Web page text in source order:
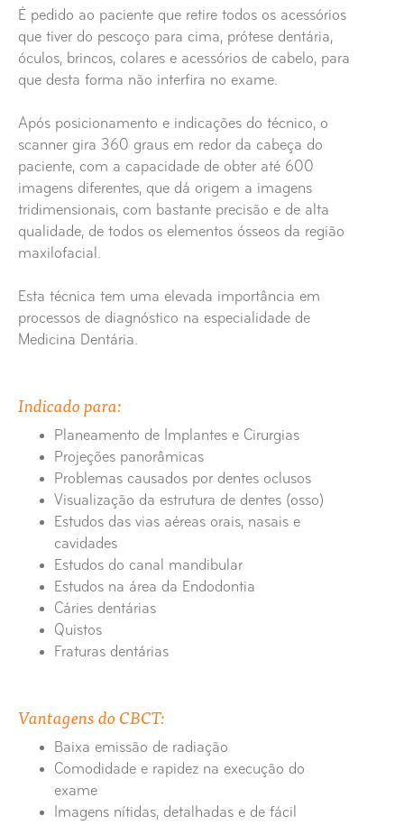
É pedido ao paciente que retire todos os acessórios
que tiver do pescoço para cima, prótese dentária,
óculos, brincos, colares e acessórios de cabelo, para
que desta forma não interfira no exame.
Após posicionamento e indicações do técnico, o
scanner gira 360 graus em redor da cabeça do
paciente, com a capacidade de obter até 600
imagens diferentes, que dá origem a imagens
tridimensionais, com bastante precisão e de alta
qualidade, de todos os elementos ósseos da região
maxilofacial.
Esta técnica tem uma elevada importância em
processos de diagnóstico na especialidade de
Medicina Dentária.
Indicado para:
Planeamento de Implantes e Cirurgias
Projeções panorâmicas
Problemas causados por dentes oclusos
Visualização da estrutura de dentes (osso)
Estudos das vias aéreas orais, nasais e
cavidades
Estudos do canal mandibular
Estudos na área da Endodontia
Cáries dentárias
Quistos
Fraturas dentárias
Vantagens do CBCT:
Baixa emissão de radiação
Comodidade e rapidez na execução do
exame
Imagens nítidas, detalhadas e de fácil